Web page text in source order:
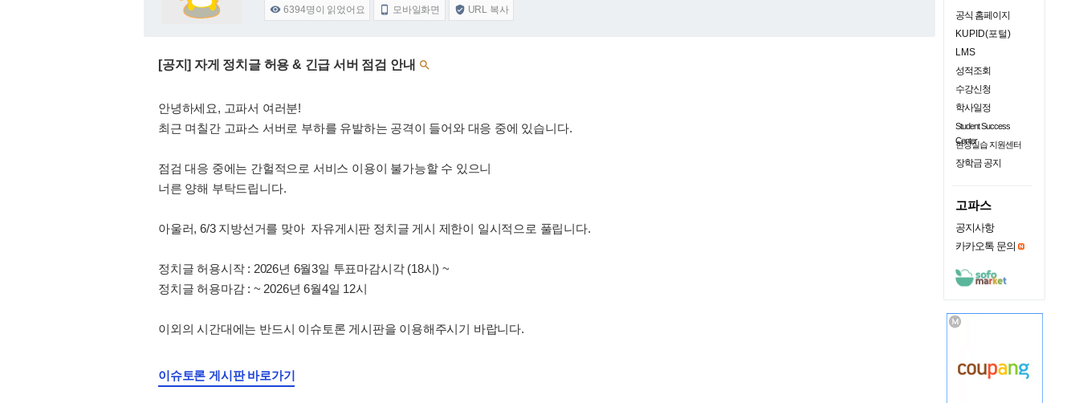
 6394명이 읽었어요  모바일화면  URL 복사
[공지] 자게 정치글 허용 & 긴급 서버 점검 안내 
안녕하세요, 고파서 여러분!
최근 며칠간 고파스 서버로 부하를 유발하는 공격이 들어와 대응 중에 있습니다.
점검 대응 중에는 간헐적으로 서비스 이용이 불가능할 수 있으니
너른 양해 부탁드립니다.
아울러, 6/3 지방선거를 맞아 자유게시판 정치글 게시 제한이 일시적으로 풀립니다.
정치글 허용시작 : 2026년 6월3일 투표마감시각 (18시) ~
정치글 허용마감 : ~ 2026년 6월4일 12시
이외의 시간대에는 반드시 이슈토론 게시판을 이용해주시기 바랍니다.
이슈토론 게시판 바로가기
공식 홈페이지
KUPID(포털)
LMS
성적조회
수강신청
학사일정
Student Success
Center
현장실습 지원센터
장학금 공지
고파스
공지사항
카카오톡 문의